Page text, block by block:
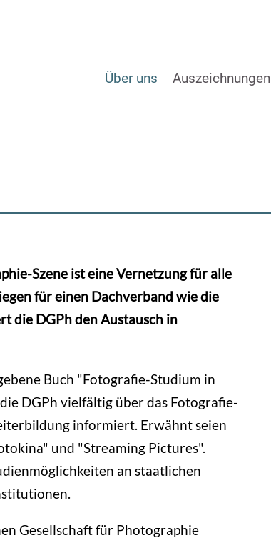
Über uns Auszeichnungen
Szene ist eine Vernetzung für alle
für einen Dachverband wie die
die DGPh den Austausch in
Buch "Fotografie-Studium in
DGPh vielfältig über das Fotografie-
informiert. Erwähnt seien
und "Streaming Pictures".
an staatlichen
Gesellschaft für Photographie